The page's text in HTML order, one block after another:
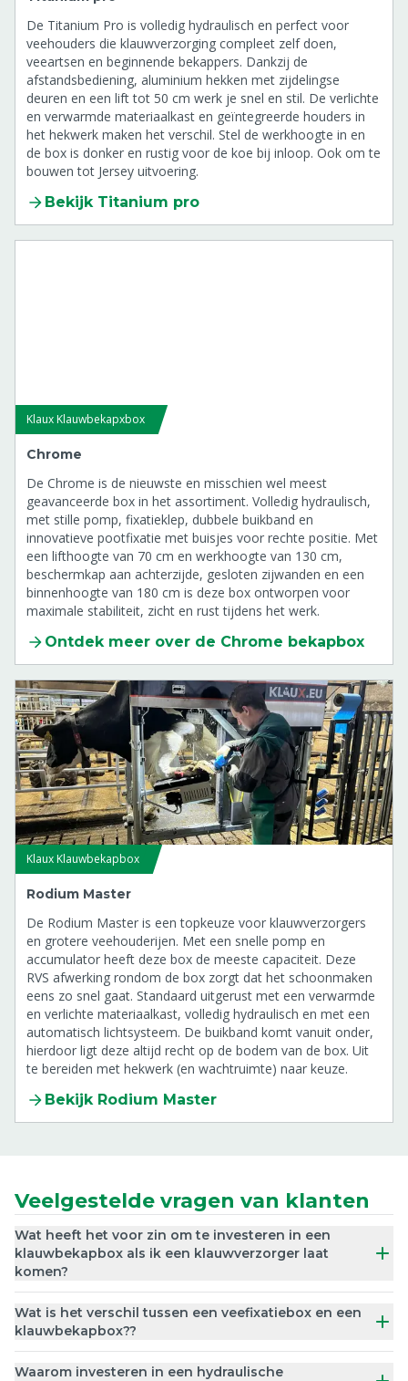
De Titanium Pro is volledig hydraulisch en perfect voor
veehouders die klauwverzorging compleet zelf doen,
veeartsen en beginnende bekappers. Dankzij de
afstandsbediening, aluminium hekken met zijdelingse
deuren en een lift tot 50 cm werk je snel en stil. De verlichte
en verwarmde materiaalkast en geïntegreerde houders in
het hekwerk maken het verschil. Stel de werkhoogte in en
de box is donker en rustig voor de koe bij inloop. Ook om te
bouwen tot Jersey uitvoering.
Bekijk Titanium pro
Klaux Klauwbekapxbox
Chrome
De Chrome is de nieuwste en misschien wel meest
geavanceerde box in het assortiment. Volledig hydraulisch,
met stille pomp, fixatieklep, dubbele buikband en
innovatieve pootfixatie met buisjes voor rechte positie. Met
een lifthoogte van 70 cm en werkhoogte van 130 cm,
beschermkap aan achterzijde, gesloten zijwanden en een
binnenhoogte van 180 cm is deze box ontworpen voor
maximale stabiliteit, zicht en rust tijdens het werk.
Ontdek meer over de Chrome bekapbox
Klaux Klauwbekapbox
Rodium Master
De Rodium Master is een topkeuze voor klauwverzorgers
en grotere veehouderijen. Met een snelle pomp en
accumulator heeft deze box de meeste capaciteit. Deze
RVS afwerking rondom de box zorgt dat het schoonmaken
eens zo snel gaat. Standaard uitgerust met een verwarmde
en verlichte materiaalkast, volledig hydraulisch en met een
automatisch lichtsysteem. De buikband komt vanuit onder,
hierdoor ligt deze altijd recht op de bodem van de box. Uit
te bereiden met hekwerk (en wachtruimte) naar keuze.
Bekijk Rodium Master
Veelgestelde vragen van klanten
Wat heeft het voor zin om te investeren in een
klauwbekapbox als ik een klauwverzorger laat
komen?
Wat is het verschil tussen een veefixatiebox en een
klauwbekapbox??
Waarom investeren in een hydraulische